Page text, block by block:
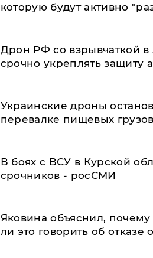
которую будут активно
​Дрон РФ со взрывчаткой
срочно укреплять защиту
Украинские дроны
перевалке пищевых
В боях с ВСУ в Курской
срочников - росСМИ
Яковина объяснил,
ли это говорить об отказе